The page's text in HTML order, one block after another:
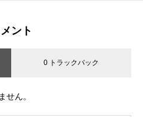
ント
0 トラックバック
せん。